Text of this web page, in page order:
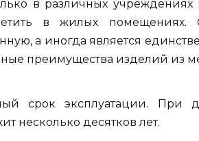
в различных
в жилых помещениях.
а иногда является
преимущества изделий из
срок эксплуатации. При
несколько десятков лет.